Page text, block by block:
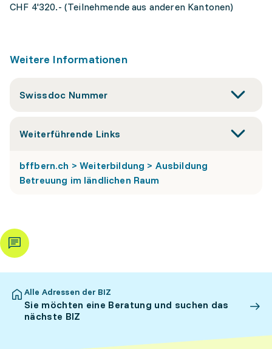
CHF 4'320.- (Teilnehmende aus anderen Kantonen)
Weitere Informationen
Swissdoc Nummer
Weiterführende Links
bffbern.ch > Weiterbildung > Ausbildung
Betreuung im ländlichen Raum
Alle Adressen der BIZ
Sie möchten eine Beratung und suchen das
nächste BIZ